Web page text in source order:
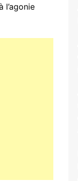
l’agonie